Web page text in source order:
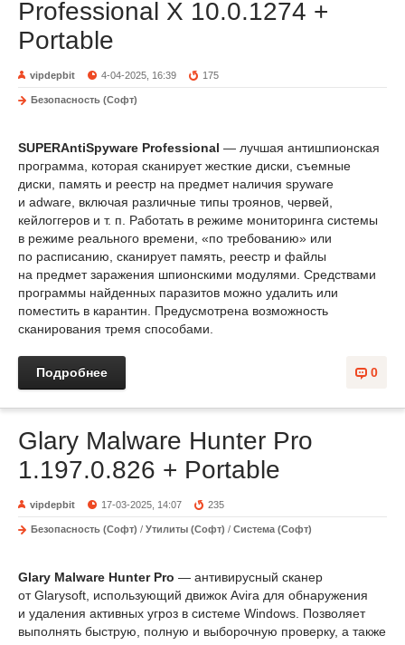
Professional X 10.0.1274 +
Portable
vipdepbit 4-04-2025, 16:39 175
Безопасность (Софт)
SUPERAntiSpyware Professional — лучшая антишпионская
программа, которая сканирует жесткие диски, съемные
диски, память и реестр на предмет наличия spyware
и adware, включая различные типы троянов, червей,
кейлоггеров и т. п. Работать в режиме мониторинга системы
в режиме реального времени, «по требованию» или
по расписанию, сканирует память, реестр и файлы
на предмет заражения шпионскими модулями. Средствами
программы найденных паразитов можно удалить или
поместить в карантин. Предусмотрена возможность
сканирования тремя способами.
0
Подробнее
Glary Malware Hunter Pro
1.197.0.826 + Portable
vipdepbit 17-03-2025, 14:07 235
Безопасность (Софт) / Утилиты (Софт) / Система (Софт)
Glary Malware Hunter Pro — антивирусный сканер
от Glarysoft, использующий движок Avira для обнаружения
и удаления активных угроз в системе Windows. Позволяет
выполнять быструю, полную и выборочную проверку, а также